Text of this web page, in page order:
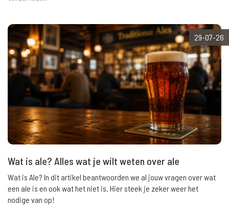
29-07-26
Wat is ale? Alles wat je wilt weten over ale
Wat is Ale? In dit artikel beantwoorden we al jouw vragen over wat
een ale is en ook wat het niet is. Hier steek je zeker weer het
nodige van op!